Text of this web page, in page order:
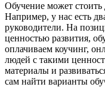
Обучение может
Например, у нас есть
руководители. На
ценностью развития,
оплачиваем коучинг,
людей с такими
материалы и
сам найти варианты